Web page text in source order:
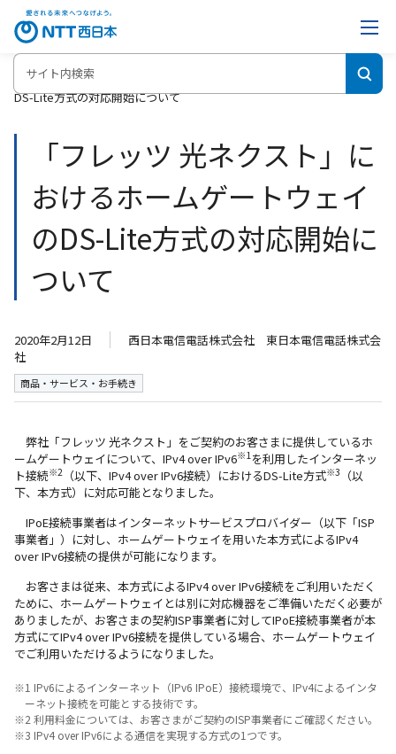
ホーム
「フレッツ 光ネクスト」におけるホームゲートウェイの
DS-Lite方式の対応開始について
「フレッツ 光ネクスト」に
おけるホームゲートウェイ
のDS-Lite方式の対応開始に
ついて
2020年2月12日
西日本電信電話株式会社 東日本電信電話株式会
社
商品・サービス・お手続き
弊社「フレッツ 光ネクスト」をご契約のお客さまに提供しているホ
ームゲートウェイについて、IPv4 over IPv6※1 を利用したインターネッ
ト接続※2 （以下、IPv4 over IPv6接続）におけるDS-Lite方式※3
（以
下、本方式）に対応可能となりました。
IPoE接続事業者はインターネットサービスプロバイダー（以下「ISP
事業者」）に対し、ホームゲートウェイを用いた本方式によるIPv4
over IPv6接続の提供が可能になります。
お客さまは従来、本方式によるIPv4 over IPv6接続をご利用いただく
ために、ホームゲートウェイとは別に対応機器をご準備いただく必要が
ありましたが、お客さまの契約ISP事業者に対してIPoE接続事業者が本
方式にてIPv4 over IPv6接続を提供している場合、ホームゲートウェイ
でご利用いただけるようになりました。
※1 IPv6によるインターネット（IPv6 IPoE）接続環境で、IPv4によるインタ
ーネット接続を可能とする技術です。
※2 利用料金については、お客さまがご契約のISP事業者にご確認ください。
※3 IPv4 over IPv6による通信を実現する方式の1つです。